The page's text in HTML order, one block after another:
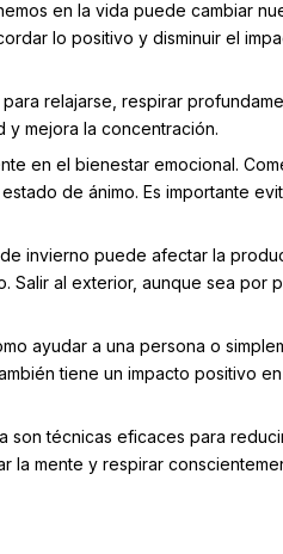
en la vida puede cambiar
lo positivo y disminuir el
relajarse, respirar
y mejora la concentración.
en el bienestar emocional.
de ánimo. Es importante
invierno puede afectar la
Salir al exterior, aunque sea por
ayudar a una persona o
tiene un impacto positivo
son técnicas eficaces para
la mente y respirar